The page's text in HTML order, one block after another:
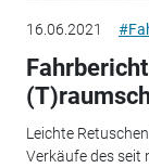
16.06.2021
Leichte
Verkäufe des seit